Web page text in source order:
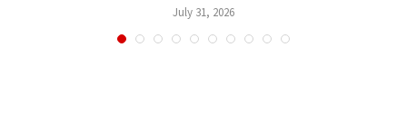
July 31, 2026